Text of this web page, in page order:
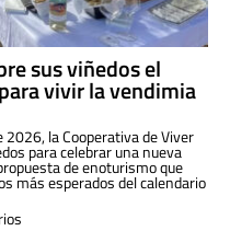
sus viñedos el
vivir la vendimia
la Cooperativa de Viver
para celebrar una nueva
de enoturismo que
más esperados del calendario